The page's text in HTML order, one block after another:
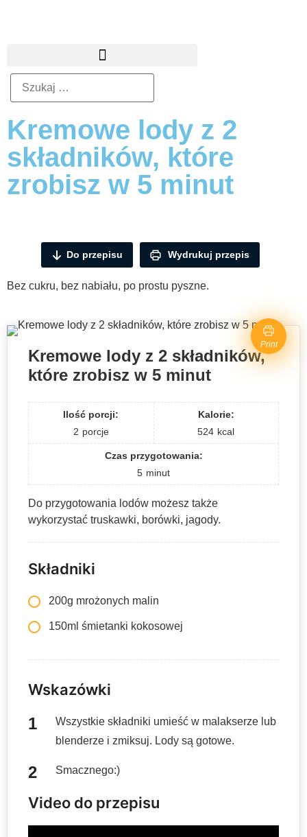
Kremowe lody z 2
składników, które
zrobisz w 5 minut
Do przepisu Wydrukuj przepis
Bez cukru, bez nabiału, po prostu pyszne.
Print
Kremowe lody z 2 składników,
które zrobisz w 5 minut
Ilość porcji:
2 porcje
Kalorie:
524 kcal
Czas przygotowania:
5 minut
Do przygotowania lodów możesz także
wykorzystać truskawki, borówki, jagody.
Składniki
200g mrożonych malin
150ml śmietanki kokosowej
Wskazówki
Wszystkie składniki umieść w malakserze lub
blenderze i zmiksuj. Lody są gotowe.
Smacznego:)
Video do przepisu